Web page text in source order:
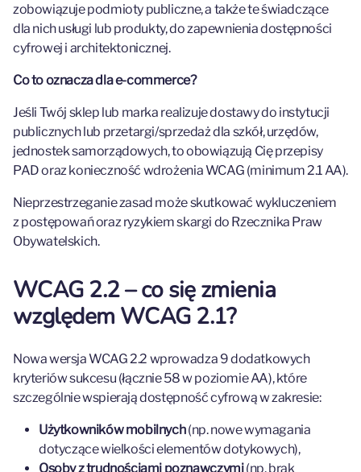
zobowiązuje podmioty publiczne, a także te świadczące
dla nich usługi lub produkty, do zapewnienia dostępności
cyfrowej i architektonicznej.
Co to oznacza dla e-commerce?
Jeśli Twój sklep lub marka realizuje dostawy do instytucji
publicznych lub przetargi/sprzedaż dla szkół, urzędów,
jednostek samorządowych, to obowiązują Cię przepisy
PAD oraz konieczność wdrożenia WCAG (minimum 2.1 AA).
Nieprzestrzeganie zasad może skutkować wykluczeniem
z postępowań oraz ryzykiem skargi do Rzecznika Praw
Obywatelskich.
WCAG 2.2 – co się zmienia
względem WCAG 2.1?
Nowa wersja WCAG 2.2 wprowadza 9 dodatkowych
kryteriów sukcesu (łącznie 58 w poziomie AA), które
szczególnie wspierają dostępność cyfrową w zakresie:
Użytkowników mobilnych(np. nowe wymagania
dotyczące wielkości elementów dotykowych),
Osoby z trudnościami poznawczymi(np. brak